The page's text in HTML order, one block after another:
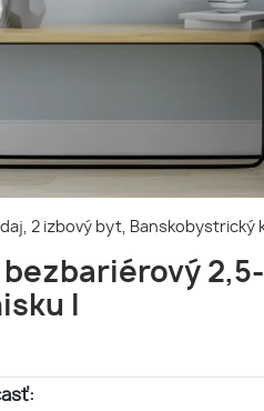
2 izbový byt, Banskobystrický
bezbariérový
I